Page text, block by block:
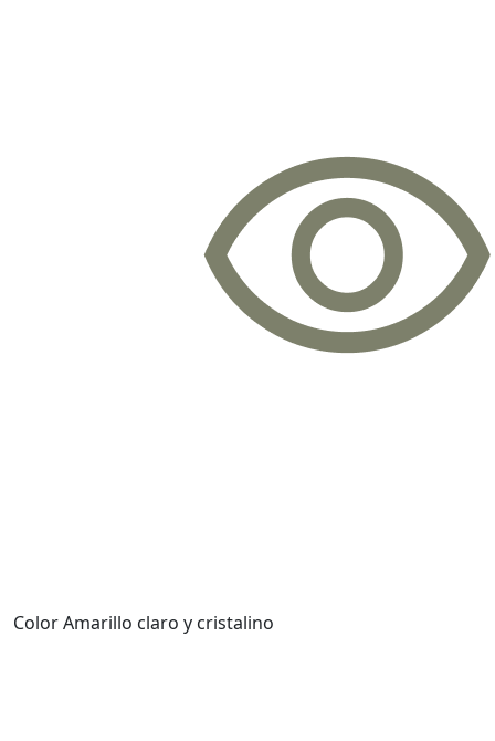
ColorAmarillo claro y cristalino